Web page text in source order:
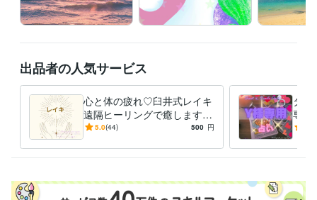
出品者の人気サービス
心と体の疲れ♡臼井式レイキ
遠隔ヒーリングで癒します
ポカポカ♡温泉みたいにほっ
5.0(44) 500 円
タダ
専用
め